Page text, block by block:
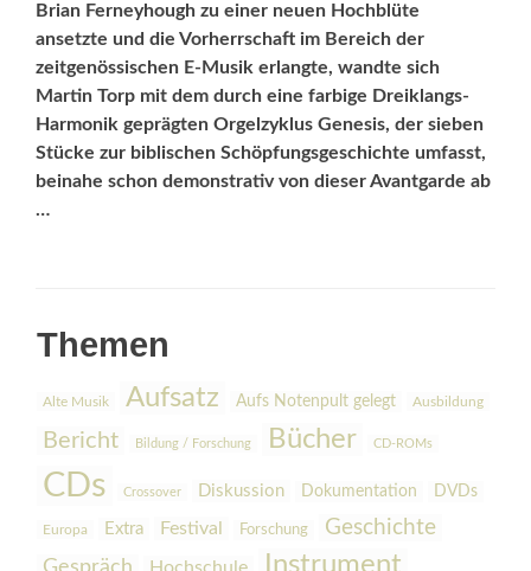
Brian Ferneyhough zu einer neuen Hochblüte
ansetzte und die Vorherrschaft im Bereich der
zeitgenössischen E-Musik erlangte, wandte sich
Martin Torp mit dem durch eine farbige Dreiklangs-
Harmonik geprägten Orgelzyklus Genesis, der sieben
Stücke zur bib­lischen Schöpfungsgeschichte umfasst,
beinahe schon demonstrativ von dieser Avantgarde ab
…
Themen
Alte Musik Aufsatz Aufs Notenpult gelegt Ausbildung
Bericht Bildung / Forschung Bücher CD-ROMs
CDs Crossover Diskussion Dokumentation DVDs
Europa Extra Festival Forschung Geschichte
Instrument